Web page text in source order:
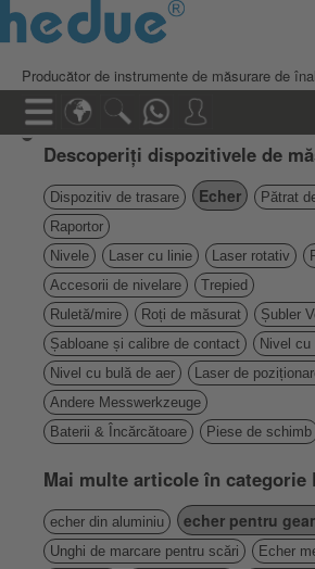
Producător de instrumente de măsurare de
Descoperiți dispozitivele de
Dispozitiv de trasare Echer Pătrat
Raportor
Nivele
Laser cu linie Laser rotativ
Accesorii de nivelare
Trepied
Ruletă/mire
Roți de măsurat
Șubler
Șabloane și calibre de contact
Nivel cu
Nivel cu bulă de aer
Laser de
Andere Messwerkzeuge
Baterii & Încărcătoare
Piese de schimb
Mai multe articole în categorie
echer din aluminiu echer pentru
Unghi de marcare pentru scări
Echer